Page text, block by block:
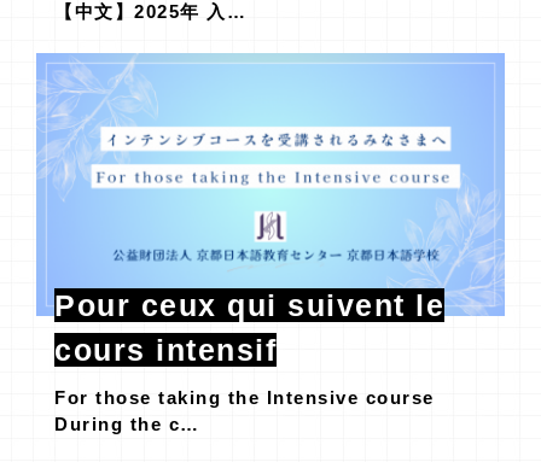
【中文】2025年 入…
Pour ceux qui suivent le
cours intensif
For those taking the Intensive course
During the c…